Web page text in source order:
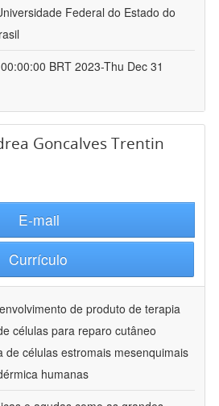
Federal do Estado do
BRT 2023-Thu Dec 31
Goncalves Trentin
E-mail
Currículo
de produto de terapia
células para reparo cutâneo
de células estromais mesenquimais
humanas